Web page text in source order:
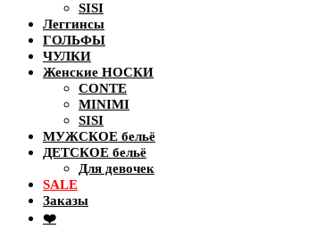
SISI
Леггинсы
ГОЛЬФЫ
ЧУЛКИ
Женские НОСКИ
CONTE
MINIMI
SISI
МУЖСКОЕ бельё
ДЕТСКОЕ бельё
Для девочек
SALE
Заказы
❤️